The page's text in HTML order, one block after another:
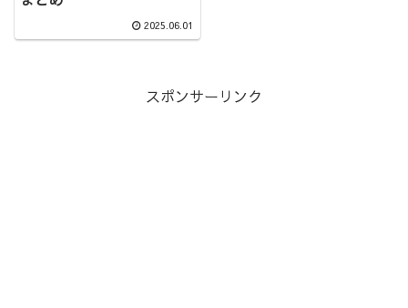
2025.06.01
スポンサーリンク